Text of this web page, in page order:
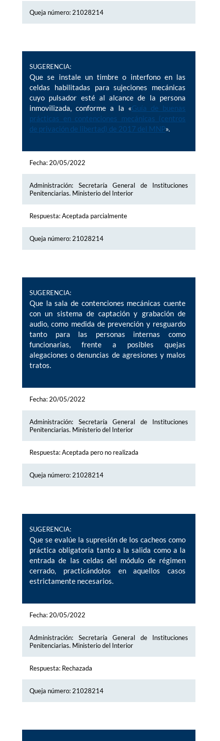
Queja número: 21028214
SUGERENCIA:
Que se instale un timbre o interfono en las
celdas habilitadas para sujeciones mecánicas
cuyo pulsador esté al alcance de la persona
inmovilizada, conforme a la «Guía de buenas
prácticas en contenciones mecánicas (centros
de privación de libertad) de 2017 del MNP».
Fecha: 20/05/2022
Administración: Secretaría General de Instituciones
Penitenciarias. Ministerio del Interior
Respuesta: Aceptada parcialmente
Queja número: 21028214
SUGERENCIA:
Que la sala de contenciones mecánicas cuente
con un sistema de captación y grabación de
audio, como medida de prevención y resguardo
tanto para las personas internas como
funcionarias, frente a posibles quejas
alegaciones o denuncias de agresiones y malos
tratos.
Fecha: 20/05/2022
Administración: Secretaría General de Instituciones
Penitenciarias. Ministerio del Interior
Respuesta: Aceptada pero no realizada
Queja número: 21028214
SUGERENCIA:
Que se evalúe la supresión de los cacheos como
práctica obligatoria tanto a la salida como a la
entrada de las celdas del módulo de régimen
cerrado, practicándolos en aquellos casos
estrictamente necesarios.
Fecha: 20/05/2022
Administración: Secretaría General de Instituciones
Penitenciarias. Ministerio del Interior
Respuesta: Rechazada
Queja número: 21028214